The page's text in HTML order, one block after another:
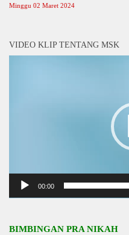
Minggu 02 Maret 2024
VIDEO KLIP TENTANG MSK
00:00
BIMBINGAN PRA NIKAH